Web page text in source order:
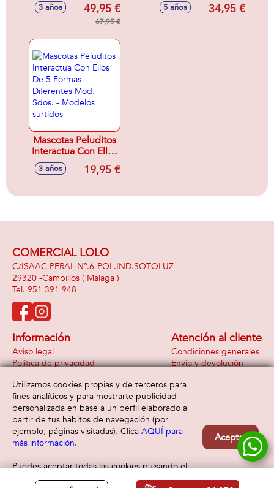
CON MAS DE 35
SONIDOS MOD.
3 años 49,95 €
67,95 €
Adopta Y Cría A Tu
5 años 34,95 €
Mascotas Peluditos
Interactua Con Ellos
De 5 Formas
Diferentes Mod.
surtidos
3 años 19,95 €
COMERCIAL LOLO
C/ISAAC PERAL Nº.6-POL.IND.SOTOLUZ-
29320 -Campillos ( Malaga )
951 391 948
Información
Aviso legal
Política de privacidad
Atención al cliente
Condiciones generales
Envío y devolución
Formas de pago
Utilizamos cookies propias y de terceros para
fines analíticos y para mostrarte publicidad
personalizada en base a un perfil elaborado a
partir de tus hábitos de navegación (por
ejemplo, páginas visitadas). Clica AQUÍ para
más información.
Puedes aceptar todas las cookies pulsando el
botón “Aceptar” o configurarlas o rechazar su
Aceptar